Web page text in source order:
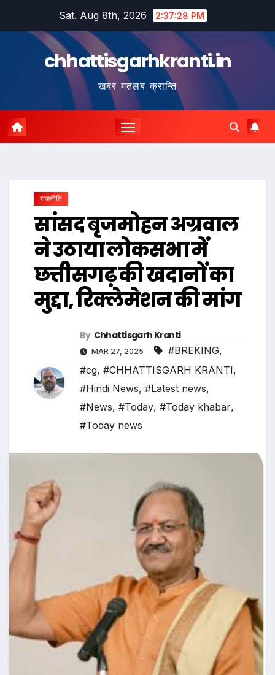
Sat. Aug 8th, 2026 2:37:29 PM
chhattisgarhkranti.in
खबर मतलब क्रान्ति
राजनीति
सांसद बृजमोहन अग्रवाल
ने उठाया लोकसभा में
छत्तीसगढ़ की खदानों का
मुद्दा, रिक्लेमेशन की मांग
By Chhattisgarh Kranti
MAR 27, 2025 #BREKING,
#cg, #CHHATTISGARH KRANTI,
#Hindi News, #Latest news,
#News, #Today, #Today khabar,
#Today news